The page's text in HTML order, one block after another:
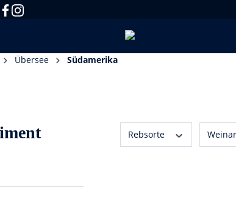
Übersee Südamerika
Rebsorte